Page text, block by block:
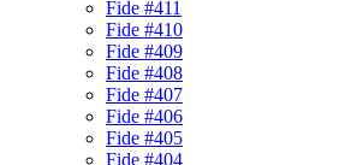
Fide #411
Fide #410
Fide #409
Fide #408
Fide #407
Fide #406
Fide #405
Fide #404